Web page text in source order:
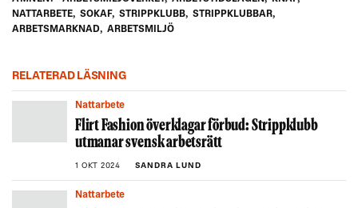
NATTARBETE, SOKAF, STRIPPKLUBB, STRIPPKLUBBAR,
ARBETSMARKNAD, ARBETSMILJÖ
RELATERAD LÄSNING
Nattarbete
Flirt Fashion överklagar förbud: Strippklubb
utmanar svensk arbetsrätt
1 OKT 2024 SANDRA LUND
Nattarbete